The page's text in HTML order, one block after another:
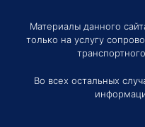
Материалы данного
только на услугу
Во всех остальных